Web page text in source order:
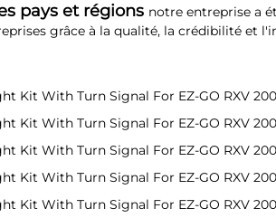
pays et régions notre entreprise a
grâce à la qualité, la crédibilité et